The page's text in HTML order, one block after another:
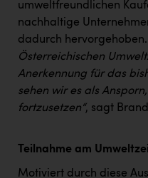
Dopgas
kunden basics
kontakt
umweltfreundlichen
nachhaltige
dadurch hervorgehoben.
Österreichischen
Anerkennung für das
sehen wir es als
fortzusetzen“, sagt
Teilnahme am
Motiviert durch diese